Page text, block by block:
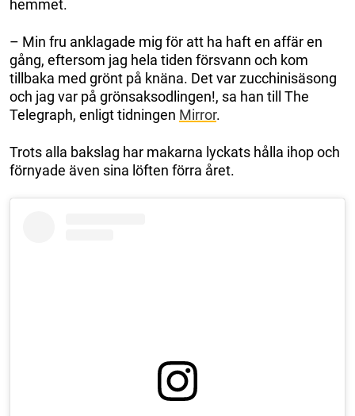
hemmet.
– Min fru anklagade mig för att ha haft en affär en
gång, eftersom jag hela tiden försvann och kom
tillbaka med grönt på knäna. Det var zucchinisäsong
och jag var på grönsaksodlingen!, sa han till The
Telegraph, enligt tidningen Mirror.
Trots alla bakslag har makarna lyckats hålla ihop och
förnyade även sina löften förra året.